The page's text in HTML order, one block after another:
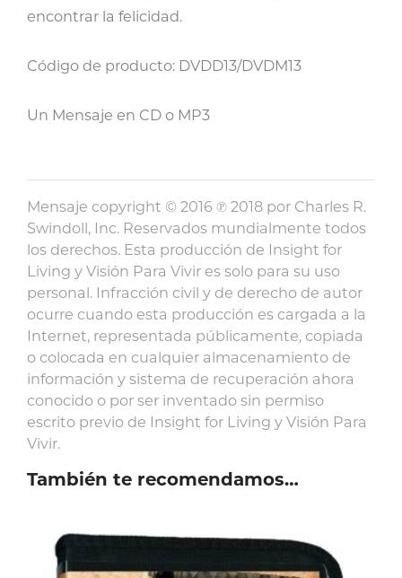
encontrar la felicidad.
Código de producto: DVDD13/DVDM13
Un Mensaje en CD o MP3
Mensaje copyright © 2016 ℗ 2018 por Charles R.
Swindoll, Inc. Reservados mundialmente todos
los derechos. Esta producción de Insight for
Living y Visión Para Vivir es solo para su uso
personal. Infracción civil y de derecho de autor
ocurre cuando esta producción es cargada a la
Internet, representada públicamente, copiada
o colocada en cualquier almacenamiento de
información y sistema de recuperación ahora
conocido o por ser inventado sin permiso
escrito previo de Insight for Living y Visión Para
Vivir.
También te recomendamos…